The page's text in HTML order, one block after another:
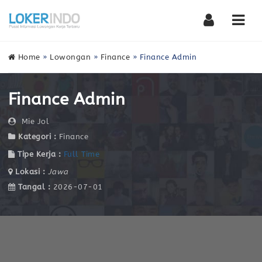
Home » Lowongan » Finance » Finance Admin
Finance Admin
Mie Jol
Kategori : Finance
Tipe Kerja : Full Time
Lokasi : Jawa
Tangal : 2026-07-01